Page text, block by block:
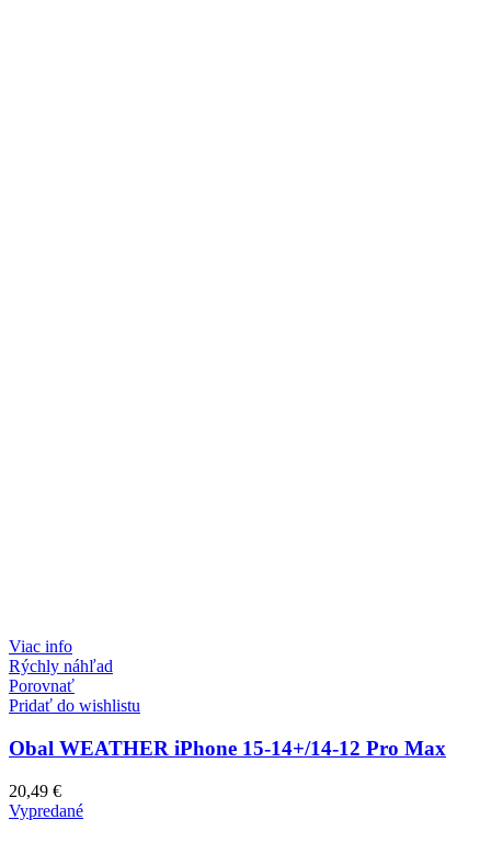
Viac info
Rýchly náhľad
Porovnať
Pridať do wishlistu
Obal WEATHER iPhone 15-14+/14-12 Pro Max
20,49 €
Vypredané